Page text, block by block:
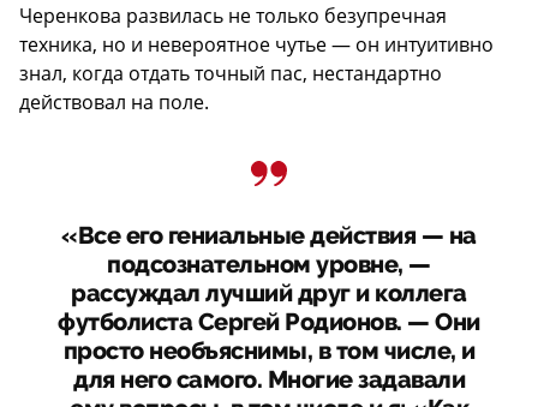
Черенкова развилась не только безупречная
техника, но и невероятное чутье — он интуитивно
знал, когда отдать точный пас, нестандартно
действовал на поле.
«Все его гениальные действия — на
подсознательном уровне, —
рассуждал лучший друг и коллега
футболиста Сергей Родионов. — Они
просто необъяснимы, в том числе, и
для него самого. Многие задавали